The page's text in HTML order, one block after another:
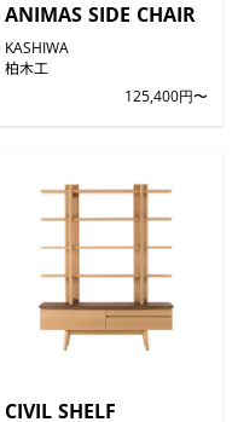
ANIMAS SIDE CHAIR
KASHIWA
柏木工
125,400円〜
CIVIL SHELF